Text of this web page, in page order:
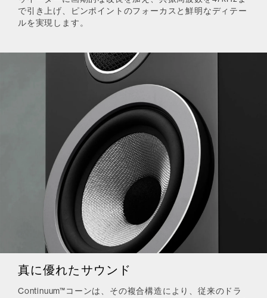
で引き上げ、ピンポイントのフォーカスと鮮明なディテー
ルを実現します。
真に優れたサウンド
Continuum™コーンは、その複合構造により、従来のドラ